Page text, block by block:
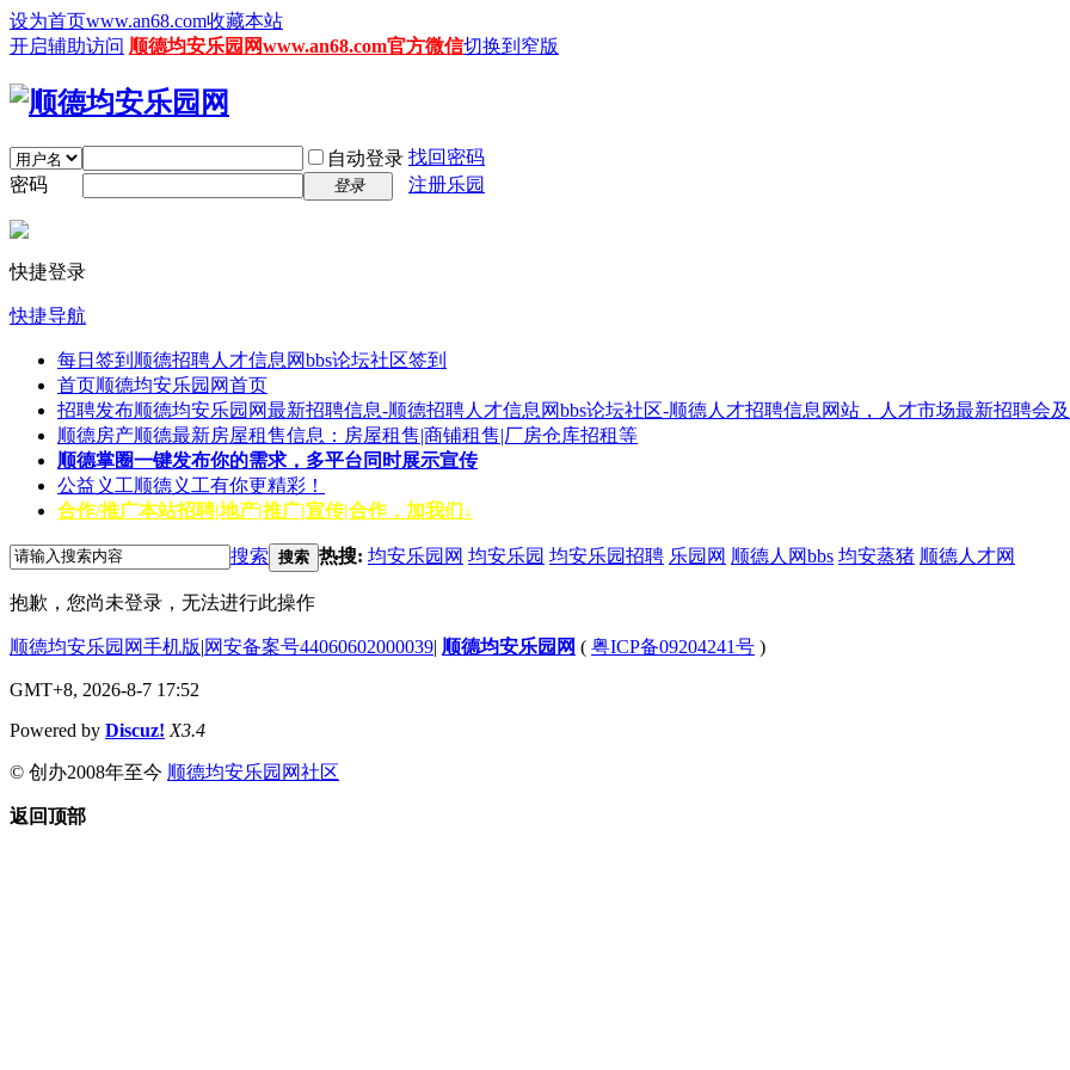
设为首页www.an68.com收藏本站
开启辅助访问 顺德均安乐园网www.an68.com官方微信切换到窄版
自动登录 找回密码
密码
登录 注册乐园
快捷登录
快捷导航
每日签到 顺德招聘人才信息网bbs论坛社区签到
首页顺德均安乐园网首页
招聘发布顺德均安乐园网最新招聘信息-顺德招聘人才信息网bbs论坛社区-顺德人才招聘信息网站，人才市场最新招聘会
顺德房产顺德最新房屋租售信息：房屋租售|商铺租售|厂房仓库招租等
顺德掌圈一键发布你的需求，多平台同时展示宣传
公益义工顺德义工有你更精彩！
合作/推广本站招聘|地产|推广|宣传|合作，加我们↓
搜索 搜索 热搜: 均安乐园网 均安乐园 均安乐园招聘 乐园网 顺德人网bbs 均安蒸猪 顺德人才网
抱歉，您尚未登录，无法进行此操作
顺德均安乐园网手机版|网安备案号44060602000039| 顺德均安乐园网 ( 粤ICP备09204241号 )
GMT+8, 2026-8-7 17:52
Powered by Discuz! X3.4
© 创办2008年至今 顺德均安乐园网社区
返回顶部